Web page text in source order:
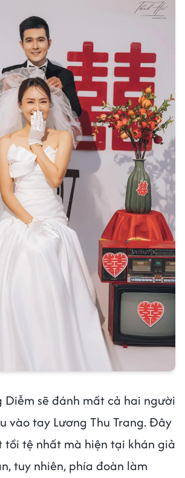
Diễm sẽ đánh mất cả hai người
vào tay Lương Thu Trang. Đây
tồi tệ nhất mà hiện tại khán giả
tuy nhiên, phía đoàn làm